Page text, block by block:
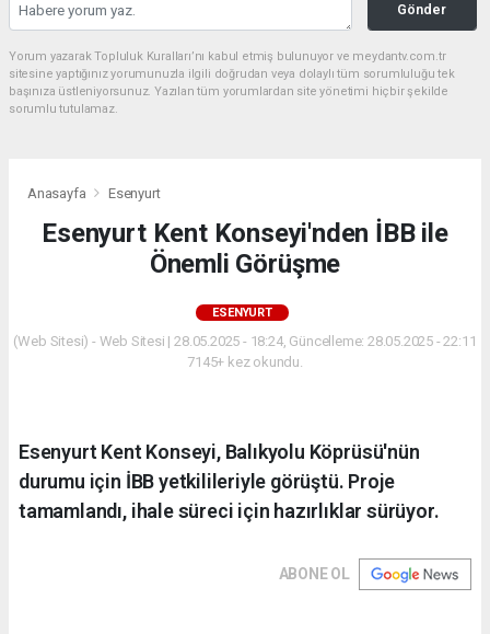
Gönder
Yorum yazarak Topluluk Kuralları’nı kabul etmiş bulunuyor ve meydantv.com.tr
sitesine yaptığınız yorumunuzla ilgili doğrudan veya dolaylı tüm sorumluluğu tek
başınıza üstleniyorsunuz. Yazılan tüm yorumlardan site yönetimi hiçbir şekilde
sorumlu tutulamaz.
Anasayfa Esenyurt
Esenyurt Kent Konseyi'nden İBB ile
Önemli Görüşme
ESENYURT
(Web Sitesi) - Web Sitesi | 28.05.2025 - 18:24, Güncelleme: 28.05.2025 - 22:11
7145+ kez okundu.
Esenyurt Kent Konseyi, Balıkyolu Köprüsü'nün
durumu için İBB yetkilileriyle görüştü. Proje
tamamlandı, ihale süreci için hazırlıklar sürüyor.
ABONE OL